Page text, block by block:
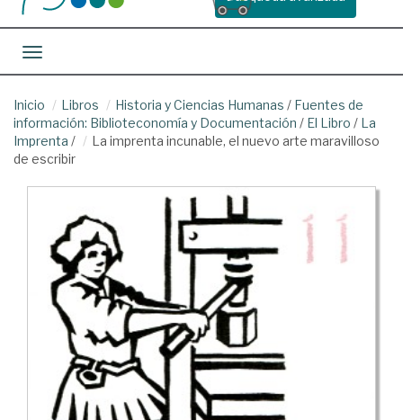
Toggle navigation
Inicio Libros Historia y Ciencias Humanas / Fuentes de
información: Biblioteconomía y Documentación / El Libro / La
Imprenta /
La imprenta incunable, el nuevo arte maravilloso
de escribir